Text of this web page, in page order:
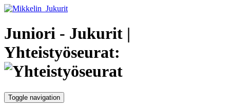
Juniori - Jukurit |
Yhteistyöseurat:
Toggle navigation